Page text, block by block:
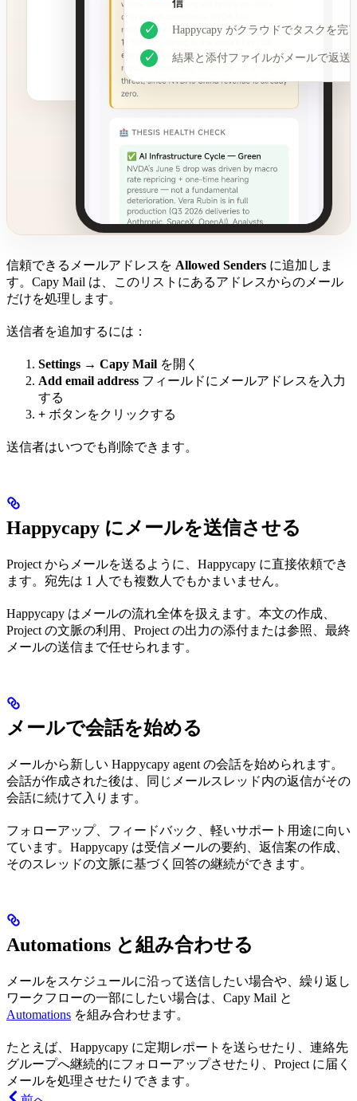
信
✓ Happycapy がクラウドでタスクを完
✓ 結果と添付ファイルがメールで返送
信頼できるメールアドレスを Allowed Senders に追加しま
す。Capy Mail は、このリストにあるアドレスからのメール
だけを処理します。
送信者を追加するには：
Settings → Capy Mail を開く
Add email address フィールドにメールアドレスを入力
する
+ ボタンをクリックする
送信者はいつでも削除できます。
Happycapy にメールを送信させる
Project からメールを送るように、Happycapy に直接依頼でき
ます。宛先は 1 人でも複数人でもかまいません。
Happycapy はメールの流れ全体を扱えます。本文の作成、
Project の文脈の利用、Project の出力の添付または参照、最終
メールの送信まで任せられます。
メールで会話を始める
メールから新しい Happycapy agent の会話を始められます。
会話が作成された後は、同じメールスレッド内の返信がその
会話に続けて入ります。
フォローアップ、フィードバック、軽いサポート用途に向い
ています。Happycapy は受信メールの要約、返信案の作成、
そのスレッドの文脈に基づく回答の継続ができます。
Automations と組み合わせる
メールをスケジュールに沿って送信したい場合や、繰り返し
ワークフローの一部にしたい場合は、Capy Mail と
Automations を組み合わせます。
たとえば、Happycapy に定期レポートを送らせたり、連絡先
グループへ継続的にフォローアップさせたり、Project に届く
メールを処理させたりできます。